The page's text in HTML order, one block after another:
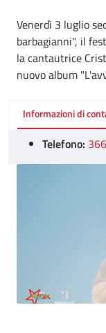
Venerdì 3 luglio
barbagianni", il
la cantautrice
nuovo album
Informazioni di
Telefono: